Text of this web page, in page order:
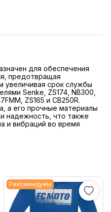
для обеспечения
предотвращая
увеличивая срок службы
Senke, ZS174, NB300,
ZS165 и CB250R.
а его прочные материалы
надежность, что также
и вибраций во время
Рекомендуем